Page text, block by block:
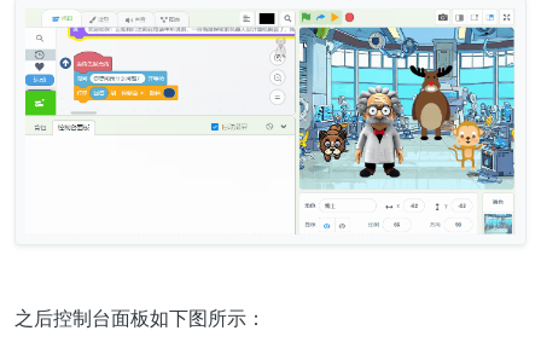
之后控制台面板如下图所示：